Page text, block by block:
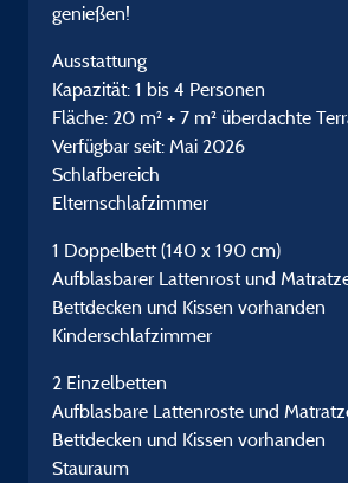
genießen!
Ausstattung
Kapazität: 1 bis 4 Personen
Fläche: 20 m² + 7 m² überdachte
Verfügbar seit: Mai 2026
Schlafbereich
Elternschlafzimmer
1 Doppelbett (140 x 190 cm)
Aufblasbarer Lattenrost und
Bettdecken und Kissen vorhanden
Kinderschlafzimmer
2 Einzelbetten
Aufblasbare Lattenroste und
Bettdecken und Kissen vorhanden
Stauraum